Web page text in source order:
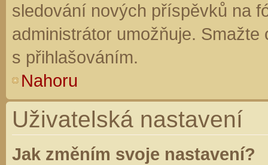
sledování nových příspěvků na
administrátor umožňuje.
s přihlašováním.
Nahoru
Uživatelská nastavení
Jak změním svoje nastavení?